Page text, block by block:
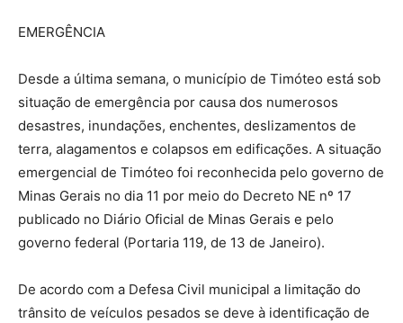
EMERGÊNCIA
Desde a última semana, o município de Timóteo está sob
situação de emergência por causa dos numerosos
desastres, inundações, enchentes, deslizamentos de
terra, alagamentos e colapsos em edificações. A situação
emergencial de Timóteo foi reconhecida pelo governo de
Minas Gerais no dia 11 por meio do Decreto NE nº 17
publicado no Diário Oficial de Minas Gerais e pelo
governo federal (Portaria 119, de 13 de Janeiro).
De acordo com a Defesa Civil municipal a limitação do
trânsito de veículos pesados se deve à identificação de